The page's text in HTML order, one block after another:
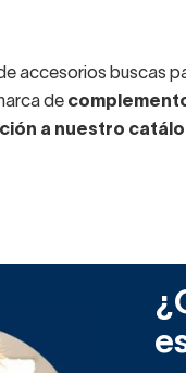
accesorios buscas
de
a nuestro
están fabricados
fabricación de